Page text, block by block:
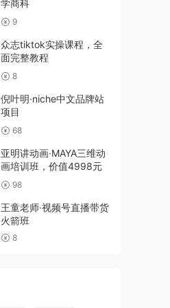
学商科
9
众志tiktok实操课程，全
面完整教程
8
倪叶明·niche中文品牌站
项目
68
亚明讲动画·MAYA三维动
画培训班，价值4998元
98
王童老师·视频号直播带货
火箭班
8